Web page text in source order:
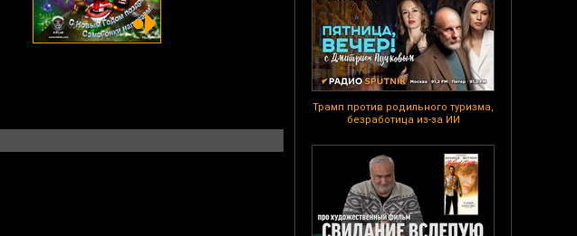
Трамп против родильного туризма,
безработица из-за ИИ